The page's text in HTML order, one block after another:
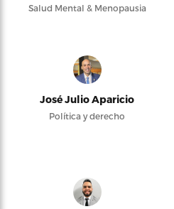
Salud Mental & Menopausia
José Julio Aparicio
Política y derecho